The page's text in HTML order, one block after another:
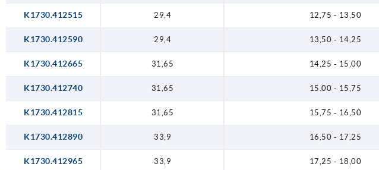
K1730.412515 29,4 12,75 - 13,50
K1730.412590 29,4 13,50 - 14,25
K1730.412665 31,65 14,25 - 15,00
K1730.412740 31,65 15.00 - 15,75
K1730.412815 31,65 15,75 - 16,50
K1730.412890 33,9 16,50 - 17,25
K1730.412965 33,9 17,25 - 18,00